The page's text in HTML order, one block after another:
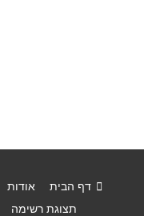
דף הבית אודות
תצוגת רשימה